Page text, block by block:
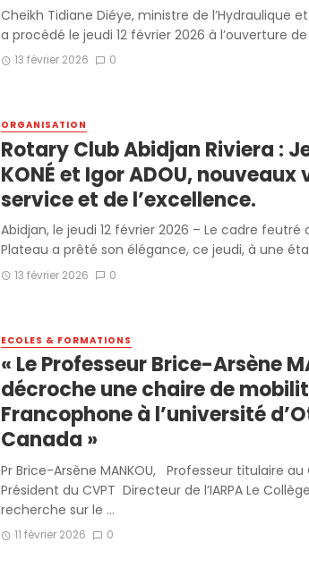
Cheikh Tidiane Diéye, ministre de l’Hydraulique
a procédé le jeudi 12 février 2026 à l’ouverture
13 février 2026 0
ORGANISATION
Rotary Club Abidjan Riviera :
KONÉ et Igor ADOU, nouveaux
service et de l’excellence.
Abidjan, le jeudi 12 février 2026 – Le cadre feutré
Plateau a prêté son élégance, ce jeudi, à une
13 février 2026 0
ECOLES & FORMATIONS
« Le Professeur Brice-Arsène
décroche une chaire de
Francophone à l’université
Canada »
Pr Brice-Arsène MANKOU, Professeur titulaire au
Président du CVPT Directeur de l’IARPA Le
recherche sur le ...
11 février 2026 0